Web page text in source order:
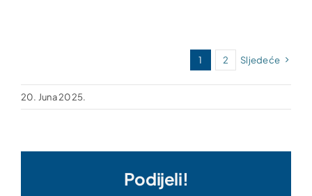
1 2 Sljedeće
20. Juna 2025.
Podijeli!